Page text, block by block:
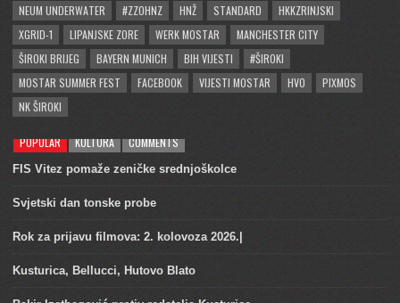
NEUM UNDERWATER
#ZZOHNZ HNŽ STANDARD
HKKZRINJSKI
XGRID-1
LIPANJSKE ZORE WERK MOSTAR
MANCHESTER CITY
ŠIROKI BRIJEG
BAYERN MUNICH BIH VIJESTI
#ŠIROKI
MOSTAR SUMMER FEST
FACEBOOK VIJESTI MOSTAR HVO
PIXMOS
NK ŠIROKI
POPULAR KULTURA COMMENTS
FIS Vitez pomaže zeničke srednjoškolce
Svjetski dan tonske probe
Rok za prijavu filmova: 2. kolovoza 2026.|
Kusturica, Bellucci, Hutovo Blato